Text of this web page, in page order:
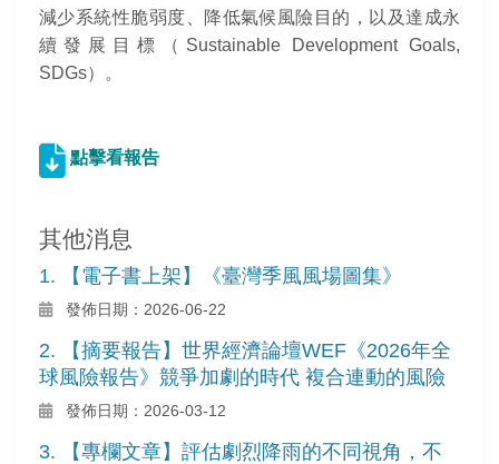
減少系統性脆弱度、降低氣候風險目的，以及達成永
續發展目標（Sustainable Development Goals,
SDGs）。
點擊看報告
其他消息
1. 【電子書上架】《臺灣季風風場圖集》
發佈日期：2026-06-22
2. 【摘要報告】世界經濟論壇WEF《2026年全
球風險報告》競爭加劇的時代 複合連動的風險
發佈日期：2026-03-12
3. 【專欄文章】評估劇烈降雨的不同視角，不